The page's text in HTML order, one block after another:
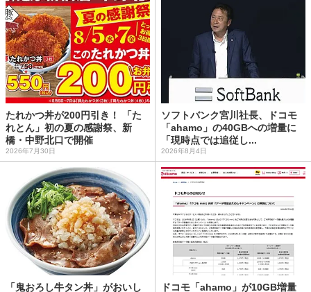
たれかつ丼が200円引き！ 「た
れとん」初の夏の感謝祭、新
橋・中野北口で開催
2026年7月30日
ソフトバンク宮川社長、ドコモ
「ahamo」の40GBへの増量に
「現時点では追従し...
2026年8月4日
「鬼おろし牛タン丼」がおいし ドコモ「ahamo」が10GB増量